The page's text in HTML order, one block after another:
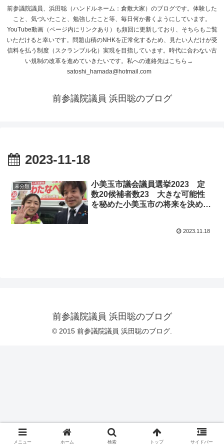
前参議院議員、浜田聡（ハンドルネーム：倉敷大家）のブログです。体験した
こと、気づいたこと、勉強したこと等、毎日何か書くようにしています。
YouTube動画（ページ内にリンクあり）も頻回に更新しており、そちらもご覧
いただけると幸いです。問題山積のNHKを正常化するため、見たい人だけが受
信料を払う制度（スクランブル化）実現を目指しています。時代に合わない古
い規制の改革を進めていきたいです。私への連絡先はこちら→
satoshi_hamada@hotmail.com
前参議院議員 浜田聡のブログ
2023-11-18
未分類
小美玉市議会議員選挙2023 定
数20候補者数23 大きな可能性
を秘めた小美玉市の将来を決める
2023.11.18
前参議院議員 浜田聡のブログ
© 2015 前参議院議員 浜田聡のブログ.
メニュー ホーム 検索 トップ サイドバー